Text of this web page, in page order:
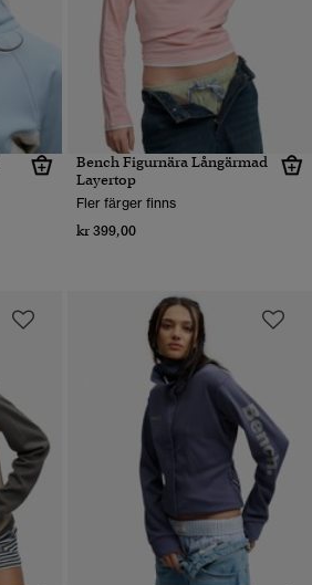
Bench Figurnära Långärmad
Layertop
Fler färger finns
kr 399,00